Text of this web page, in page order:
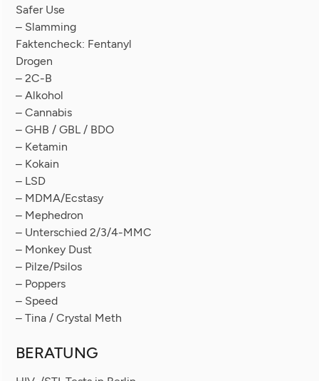
Safer Use
– Slamming
Faktencheck: Fentanyl
Drogen
– 2C-B
– Alkohol
– Cannabis
– GHB / GBL / BDO
– Ketamin
– Kokain
– LSD
– MDMA/Ecstasy
– Mephedron
– Unterschied 2/3/4-MMC
– Monkey Dust
– Pilze/Psilos
– Poppers
– Speed
– Tina / Crystal Meth
BERATUNG